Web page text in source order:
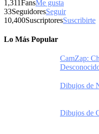
1,311FansMe gusta
33SeguidoresSeguir
10,400SuscriptoresSuscribirte
Lo Más Popular
CamZap:
Dibujos de
Dibujos de